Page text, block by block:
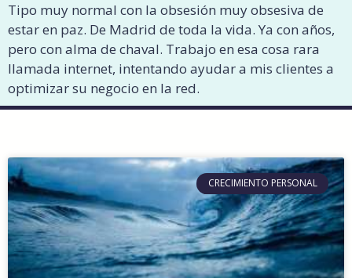
Tipo muy normal con la obsesión muy obsesiva de
estar en paz. De Madrid de toda la vida. Ya con años,
pero con alma de chaval. Trabajo en esa cosa rara
llamada internet, intentando ayudar a mis clientes a
optimizar su negocio en la red.
CRECIMIENTO PERSONAL